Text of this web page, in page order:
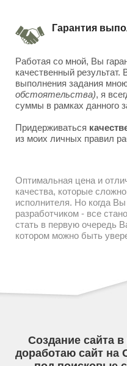
Гарантия
Работая со мной, Вы
качественный
выполнения задания
обстоятельства), я
суммы в рамках данного
Придерживаться
из моих личных правил
Оптимальная цена и
качества, которые
исполнителя. Но когда
разработчиком - все
стать в первую очередь
котором можно быть
Создание сайта в
доработаю сайт на